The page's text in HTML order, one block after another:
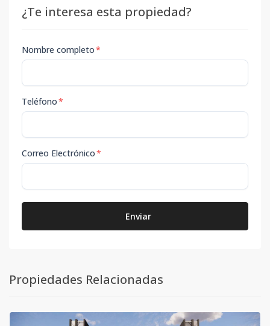
¿Te interesa esta propiedad?
Nombre completo*
Teléfono*
Correo Electrónico*
Enviar
Propiedades Relacionadas